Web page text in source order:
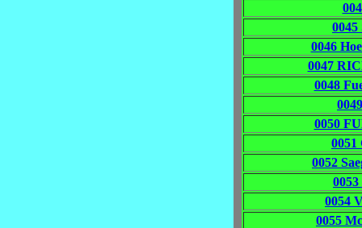
0046
0047
0048
0050
0051
0052
0054
0055